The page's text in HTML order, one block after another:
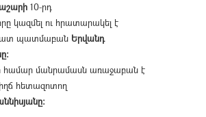
10-րդ
կազմել ու հրատարակել է
պատմաբան Երվանդ
համար մանրամասն առաջաբան է
հետազոտող